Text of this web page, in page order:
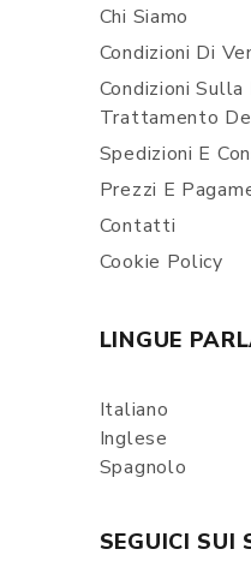
Chi Siamo
Condizioni Di
Condizioni Sulla
Trattamento
Spedizioni E
Prezzi E
Contatti
Cookie Policy
LINGUE
Italiano
Inglese
Spagnolo
SEGUICI SUI